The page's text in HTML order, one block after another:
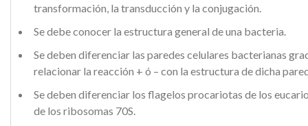
transformación, la transducción y la conjugación.
Se debe conocer la estructura general de una bacteria.
Se deben diferenciar las paredes celulares bacterianas
relacionar la reacción + ó – con la estructura de dicha
Se deben diferenciar los flagelos procariotas de los
de los ribosomas 70S.